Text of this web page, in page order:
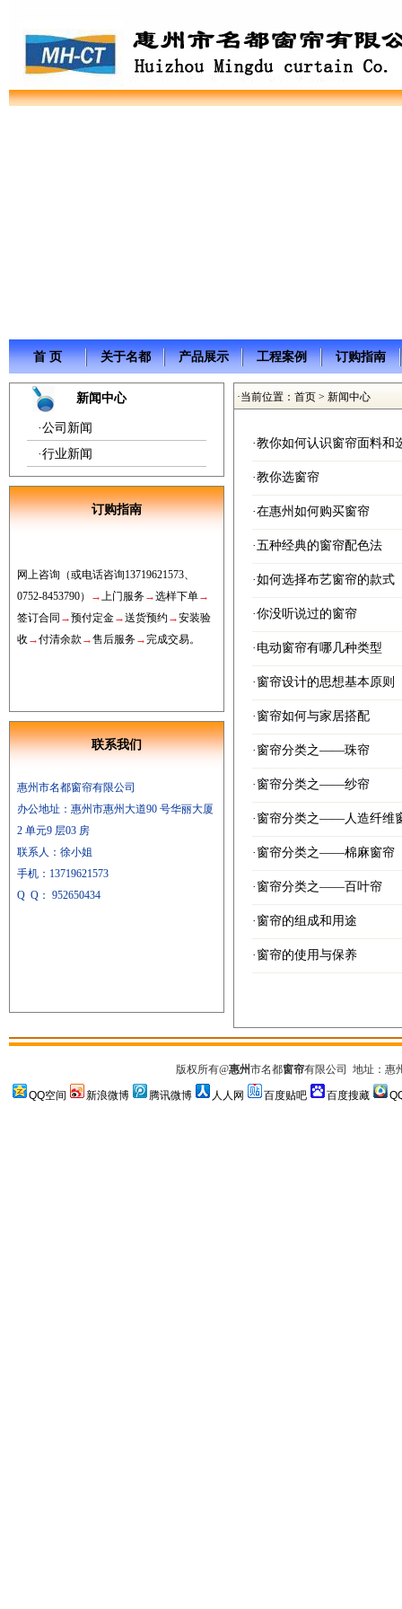
首 页 关于名都 产品展示 工程案例 订购指南
新闻中心
·公司新闻
·行业新闻
订购指南
网上咨询 （或电话咨询13719621573、
0752-8453790） →上门服务→选样下单→
签订合同 →预付定金→送货预约 →安装验
收 →付清余款 →售后服务→完成交易。
联系我们
惠州市名都窗帘有限公司
办公地址：惠州市惠州大道90 号华丽大厦
2 单元9 层03 房
联系人：徐小姐
手机： 13719621573
Q Q ： 952650434
·当前位置： 首页 > 新闻中心
·教你如何认识窗帘面料和
·教你选窗帘
·在惠州如何购买窗帘
·五种经典的窗帘配色法
·如何选择布艺窗帘的款式
·你没听说过的窗帘
· 电动窗帘有哪几种类型
· 窗帘设计的思想基本原则
· 窗帘如何与家居搭配
· 窗帘分类之——珠帘
· 窗帘分类之——纱帘
· 窗帘分类之——人造纤维
· 窗帘分类之——棉麻窗帘
· 窗帘分类之——百叶帘
· 窗帘的组成和用途
· 窗帘的使用与保养
版权所有@惠州市名都窗帘有限公司 地址：惠
QQ空间 新浪微博 腾讯微博 人人网 百度贴吧 百度搜藏